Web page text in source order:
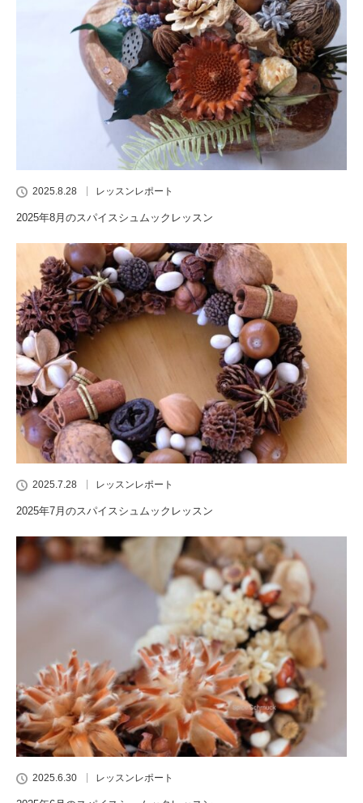
2025.8.28 レッスンレポート
2025年8月のスパイスシュムックレッスン
2025.7.28 レッスンレポート
2025年7月のスパイスシュムックレッスン
2025.6.30 レッスンレポート